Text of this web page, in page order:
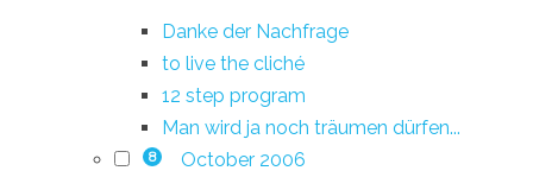
Danke der Nachfrage
to live the cliché
12 step program
Man wird ja noch träumen dürfen...
8 October 2006